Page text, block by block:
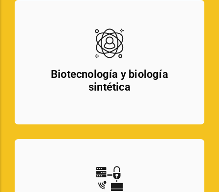
Biotecnología y biología
sintética